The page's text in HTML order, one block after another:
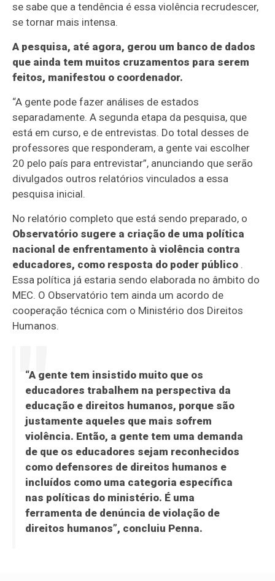
se sabe que a tendência é essa violência recrudescer,
se tornar mais intensa.
A pesquisa, até agora, gerou um banco de dados
que ainda tem muitos cruzamentos para serem
feitos, manifestou o coordenador.
“A gente pode fazer análises de estados
separadamente. A segunda etapa da pesquisa, que
está em curso, e de entrevistas. Do total desses de
professores que responderam, a gente vai escolher
20 pelo país para entrevistar”, anunciando que serão
divulgados outros relatórios vinculados a essa
pesquisa inicial.
No relatório completo que está sendo preparado, o
Observatório sugere a criação de uma política
nacional de enfrentamento à violência contra
educadores, como resposta do poder público .
Essa política já estaria sendo elaborada no âmbito do
MEC. O Observatório tem ainda um acordo de
cooperação técnica com o Ministério dos Direitos
Humanos.
“A gente tem insistido muito que os
educadores trabalhem na perspectiva da
educação e direitos humanos, porque são
justamente aqueles que mais sofrem
violência. Então, a gente tem uma demanda
de que os educadores sejam reconhecidos
como defensores de direitos humanos e
incluídos como uma categoria específica
nas políticas do ministério. É uma
ferramenta de denúncia de violação de
direitos humanos”, concluiu Penna.